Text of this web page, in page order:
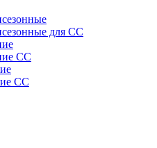
для СС
СС
СС